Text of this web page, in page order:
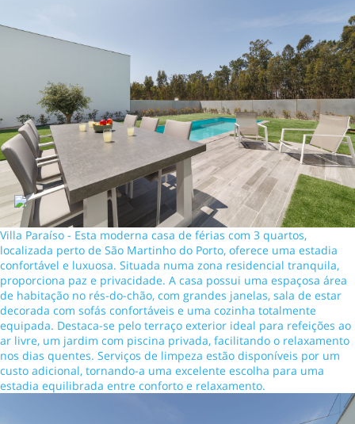
Villa Paraíso - Esta moderna casa de férias com 3 quartos,
localizada perto de São Martinho do Porto, oferece uma estadia
confortável e luxuosa. Situada numa zona residencial tranquila,
proporciona paz e privacidade. A casa possui uma espaçosa área
de habitação no rés-do-chão, com grandes janelas, sala de estar
decorada com sofás confortáveis e uma cozinha totalmente
equipada. Destaca-se pelo terraço exterior ideal para refeições ao
ar livre, um jardim com piscina privada, facilitando o relaxamento
nos dias quentes. Serviços de limpeza estão disponíveis por um
custo adicional, tornando-a uma excelente escolha para uma
estadia equilibrada entre conforto e relaxamento.